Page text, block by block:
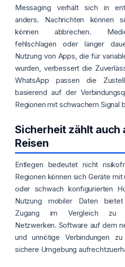
Messaging verhält sich in
anders. Nachrichten können
können abbrechen.
fehlschlagen oder länger
Nutzung von Apps, die für
wurden, verbessert die
WhatsApp passen die
basierend auf der
Regionen mit schwachem Signal
Sicherheit zählt auch
Reisen
Entlegen bedeutet nicht
Regionen können sich Geräte
oder schwach konfigurierten
Nutzung mobiler Daten
Zugang im Vergleich zu
Netzwerken. Software auf dem
und unnötige Verbindungen
sichere Umgebung